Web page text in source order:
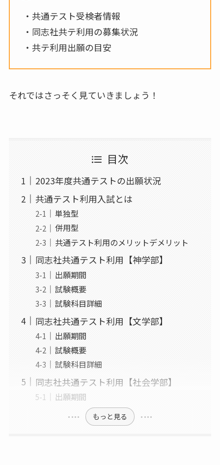
・共通テスト受検者情報
・同志社共テ利用の募集状況
・共テ利用出願の目安
それではさっそく見ていきましょう！
目次
2023年度共通テストの出願状況
共通テスト利用入試とは
単独型
併用型
共通テスト利用のメリットデメリット
同志社共通テスト利用【神学部】
出願期間
試験概要
試験科目詳細
同志社共通テスト利用【文学部】
出願期間
試験概要
試験科目詳細
同志社共通テスト利用【社会学部】
出願期間
もっと見る